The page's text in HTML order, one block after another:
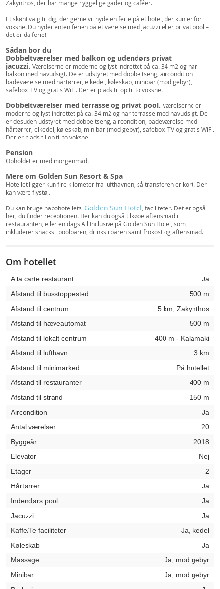
Zakynthos, der har mange hyggelige gader og caféer.
Et skønt valg til dig, der gerne vil nyde en ferie på et hotel, der kun er for
voksne. Du nyder enten ferien på et værelse med jacuzzi eller privat pool –
det er da ferie!
Sådan bor du
Dobbeltværelser med balkon og udendørs privat
jacuzzi. Værelserne er moderne og lyst indrettet på ca. 34 m2 og har
balkon med havudsigt. De er udstyret med dobbeltseng, aircondition,
badeværelse med hårtørrer, elkedel, køleskab, minibar (mod gebyr),
safebox, TV og gratis WiFi. Der er plads til op til to voksne.
Dobbeltværelser med terrasse og privat pool. Værelserne er
moderne og lyst indrettet på ca. 34 m2 og har terrasse med havudsigt. De
er desuden udstyret med dobbeltseng, aircondition, badeværelse med
hårtørrer, elkedel, køleskab, minibar (mod gebyr), safebox, TV og gratis WiFi.
Der er plads til op til to voksne.
Pension
Opholdet er med morgenmad.
Mere om Golden Sun Resort & Spa
Hotellet ligger kun fire kilometer fra lufthavnen, så transferen er kort. Der
kan være flystøj.
Du kan bruge nabohotellets, Golden Sun Hotel , faciliteter. Det er også
her, du finder receptionen. Her kan du også tilkøbe aftensmad i
restauranten, eller en dags All Inclusive på Golden Sun Hotel, som
inkluderer snacks i poolbaren, drinks i baren samt frokost og aftensmad.
Om hotellet
A la carte restaurant
Ja
Afstand til busstoppested
500 m
Afstand til centrum
5 km, Zakynthos
Afstand til hæveautomat
500 m
Afstand til lokalt centrum
400 m - Kalamaki
Afstand til lufthavn
3 km
Afstand til minimarked
På hotellet
Afstand til restauranter
400 m
Afstand til strand
150 m
Aircondition
Ja
Antal værelser
20
Byggeår
2018
Elevator
Nej
Etager
2
Hårtørrer
Ja
Indendørs pool
Ja
Jacuzzi
Ja
Kaffe/Te faciliteter
Ja, kedel
Køleskab
Ja
Massage
Ja, mod gebyr
Minibar
Ja, mod gebyr